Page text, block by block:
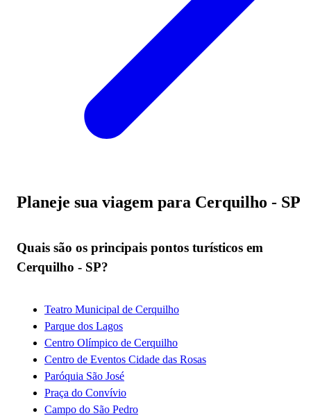
Planeje sua viagem para Cerquilho - SP
Quais são os principais pontos turísticos em
Cerquilho - SP?
Teatro Municipal de Cerquilho
Parque dos Lagos
Centro Olímpico de Cerquilho
Centro de Eventos Cidade das Rosas
Paróquia São José
Praça do Convívio
Campo do São Pedro